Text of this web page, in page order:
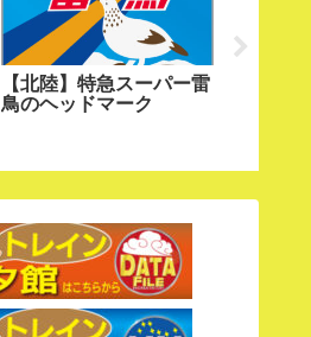
【北陸】特急スーパー雷
鳥のヘッドマーク